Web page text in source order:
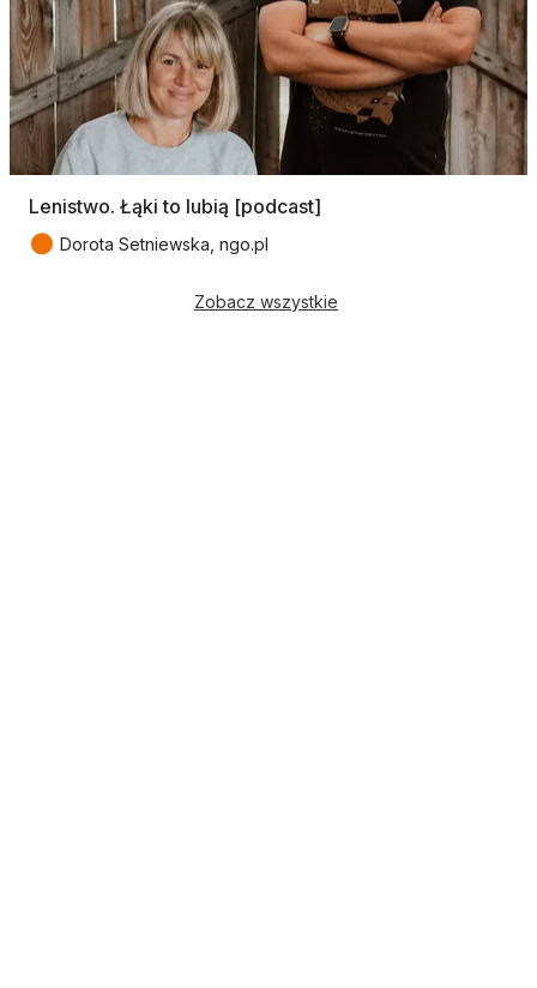
Lenistwo. Łąki to lubią [podcast]
● Dorota Setniewska, ngo.pl
Zobacz wszystkie